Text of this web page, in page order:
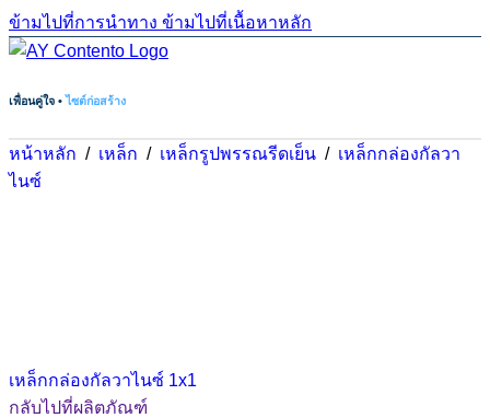
ข้ามไปที่การนำทาง ข้ามไปที่เนื้อหาหลัก
เพื่อนคู่ใจ • ไซต์ก่อสร้าง
หน้าหลัก / เหล็ก / เหล็กรูปพรรณรีดเย็น / เหล็กกล่องกัลวา
ไนซ์
เหล็กกล่องกัลวาไนซ์ 1x1
กลับไปที่ผลิตภัณฑ์